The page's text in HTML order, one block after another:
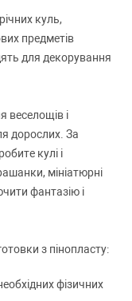
куль,
предметів
для декорування
веселощів і
дорослих. За
кулі і
мініатюрні
фантазію і
з пінопласту:
фізичних